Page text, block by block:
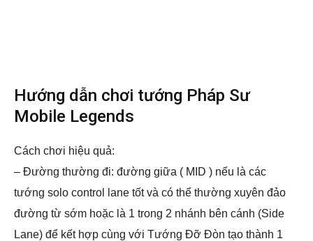
Hướng dẫn chơi tướng Pháp Sư
Mobile Legends
Cách chơi hiệu quả:
– Đường thường đi: đường giữa ( MID ) nếu là các
tướng solo control lane tốt và có thể thường xuyên đảo
đường từ sớm hoặc là 1 trong 2 nhánh bên cánh (Side
Lane) để kết hợp cùng với Tướng Đỡ Đòn tạo thành 1